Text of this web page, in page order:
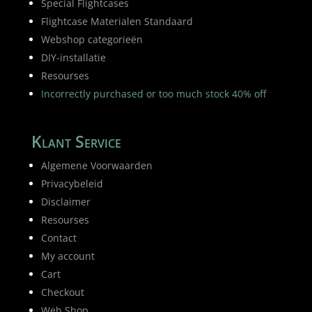
Special Flightcases
Flightcase Materialen Standaard
Webshop categorieën
DIY-installatie
Resourses
Incorrectly purchased or too much stock 40% off
Klant Service
Algemene Voorwaarden
Privacybeleid
Disclaimer
Resourses
Contact
My account
Cart
Checkout